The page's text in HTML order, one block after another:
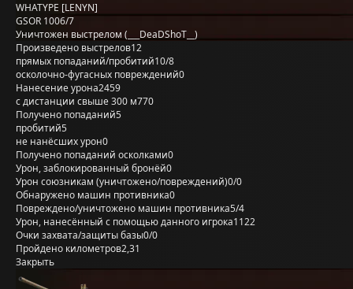
WHATYPE [LENYN]
GSOR 1006/7
Уничтожен выстрелом (___DeaDShoT__)
Произведено выстрелов12
прямых попаданий/пробитий10/8
осколочно-фугасных повреждений0
Нанесение урона2459
с дистанции свыше 300 м770
Получено попаданий5
пробитий5
не нанёсших урон0
Получено попаданий осколками0
Урон, заблокированный бронёй0
Урон союзникам (уничтожено/повреждений)0/0
Обнаружено машин противника0
Повреждено/уничтожено машин противника5/4
Урон, нанесённый с помощью данного игрока1122
Очки захвата/защиты базы0/0
Пройдено километров2,31
Закрыть